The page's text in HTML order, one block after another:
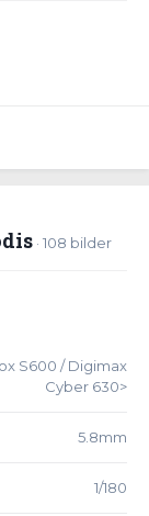
· 108 bilder
S600 / Digimax
Cyber 630>
5.8mm
1/180